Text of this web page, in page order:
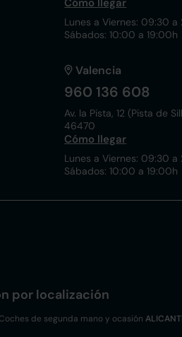
Cómo llegar
Lunes a Viernes: 09:30 a
Sábados: 10:00 a 19:00h
Valencia
960 136 608
Av. la Pista, 12 (Pista de
46470
Cómo llegar
Lunes a Viernes: 09:30 a
Sábados: 10:00 a 19:00h
por localización
de segunda mano y ocasión